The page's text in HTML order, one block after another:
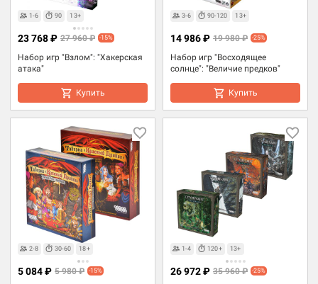
1-6 90 13+
Набор игр "Взлом": "Хакерская
атака"
23 768 ₽ 27 960 ₽ -15%
Купить
3-6 90-120 13+
Набор игр "Восходящее
солнце": "Величие предков"
14 986 ₽ 19 980 ₽ -25%
Купить
2-8 30-60 18+
5 084 ₽ 5 980 ₽ -15%
1-4 120+ 13+
26 972 ₽ 35 960 ₽ -25%